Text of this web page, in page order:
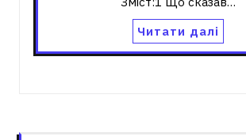
Читати далі